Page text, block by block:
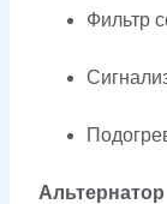
Фильтр
Альтернатор